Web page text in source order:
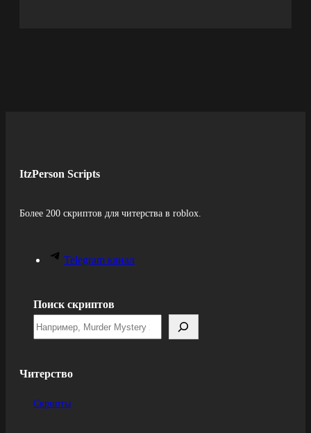
ItzPerson Scripts
Более 200 скриптов для читерства в roblox.
Telegram канал
Поиск скриптов
Читерство
Скрипты